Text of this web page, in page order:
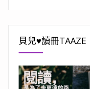
貝兒♥讀冊TAAZE